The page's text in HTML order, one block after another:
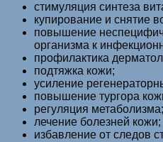
стимуляция синтеза
купирование и снятие
повышение
организма к
профилактика
подтяжка кожи;
усиление
повышение тургора
регуляция метаболизма;
лечение болезней кожи;
избавление от следов